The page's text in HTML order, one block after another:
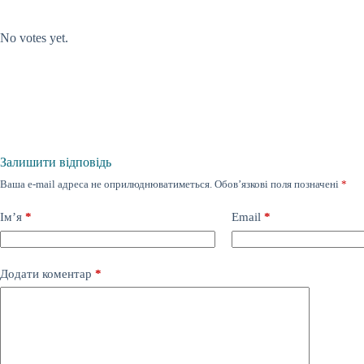
No votes yet.
Залишити відповідь
Ваша e-mail адреса не оприлюднюватиметься. Обов’язкові поля позначені *
Ім’я * Email *
Додати коментар *